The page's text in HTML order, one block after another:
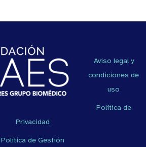
Aviso legal y
condiciones de
uso
Política de
Privacidad
Política de Gestión